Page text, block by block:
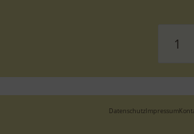
1
DatenschutzImpressum